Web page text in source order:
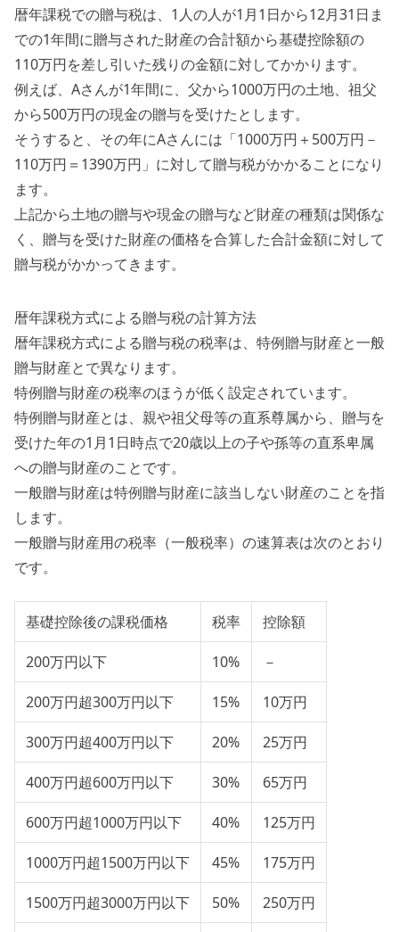
暦年課税での贈与税は、1人の人が1月1日から12月31日ま
での1年間に贈与された財産の合計額から基礎控除額の
110万円を差し引いた残りの金額に対してかかります。
例えば、Aさんが1年間に、父から1000万円の土地、祖父
から500万円の現金の贈与を受けたとします。
そうすると、その年にAさんには「1000万円＋500万円－
110万円＝1390万円」に対して贈与税がかかることになり
ます。
上記から土地の贈与や現金の贈与など財産の種類は関係な
く、贈与を受けた財産の価格を合算した合計金額に対して
贈与税がかかってきます。
暦年課税方式による贈与税の計算方法
暦年課税方式による贈与税の税率は、特例贈与財産と一般
贈与財産とで異なります。
特例贈与財産の税率のほうが低く設定されています。
特例贈与財産とは、親や祖父母等の直系尊属から、贈与を
受けた年の1月1日時点で20歳以上の子や孫等の直系卑属
への贈与財産のことです。
一般贈与財産は特例贈与財産に該当しない財産のことを指
します。
一般贈与財産用の税率（一般税率）の速算表は次のとおり
です。
基礎控除後の課税価格 税率 控除額
200万円以下 10% －
200万円超300万円以下 15% 10万円
300万円超400万円以下 20% 25万円
400万円超600万円以下 30% 65万円
600万円超1000万円以下 40% 125万円
1000万円超1500万円以下 45% 175万円
1500万円超3000万円以下 50% 250万円